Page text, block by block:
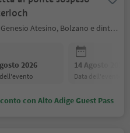
San Genesio Atesino, Bolzano e dintorni
2026
dell'evento
14 Agosto 2026
data dell'evento
con Alto Adige Guest Pass